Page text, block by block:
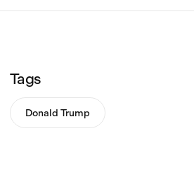
Tags
Donald Trump